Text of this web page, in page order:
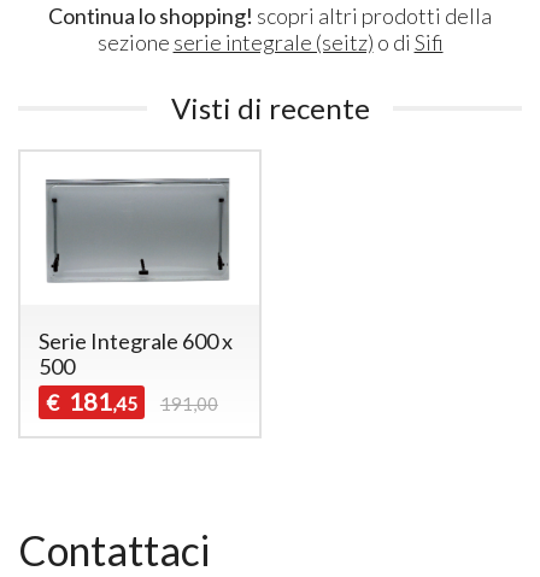
Continua lo shopping! scopri altri prodotti della
sezione serie integrale (seitz) o di Sifi
Visti di recente
Serie Integrale 600 x
500
€ 181,45 191,00
Contattaci